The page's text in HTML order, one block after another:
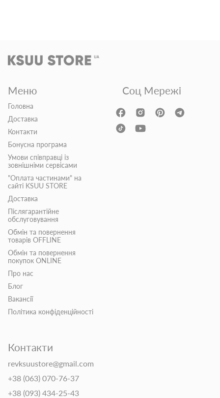
Меню
Головна
Доставка
Контакти
Бонусна програма
Умови співправці із
зовнішніми сервісами
"Оплата частинами" на
сайті KSUU STORE
Доставка
Післягарантійне
обслуговування
Обмін та повернення
товарів OFFLINE
Обмін та повернення
покупок ONLINE
Про нас
Блог
Вакансії
Політика конфіденційності
Контакти
revksuustore@gmail.com
+38 (063) 070-76-37
+38 (093) 434-25-43
Соц Мережі